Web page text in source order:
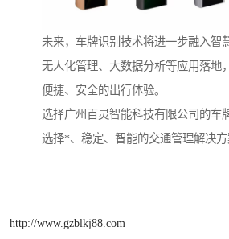
未来，车牌识别技术将进一步融入智
无人化管理、大数据分析等应用落地
便捷、安全的出行体验。
选择广州百灵智能科技有限公司的车
选择*、稳定、智能的交通管理解决方
http://www.gzblkj88.com